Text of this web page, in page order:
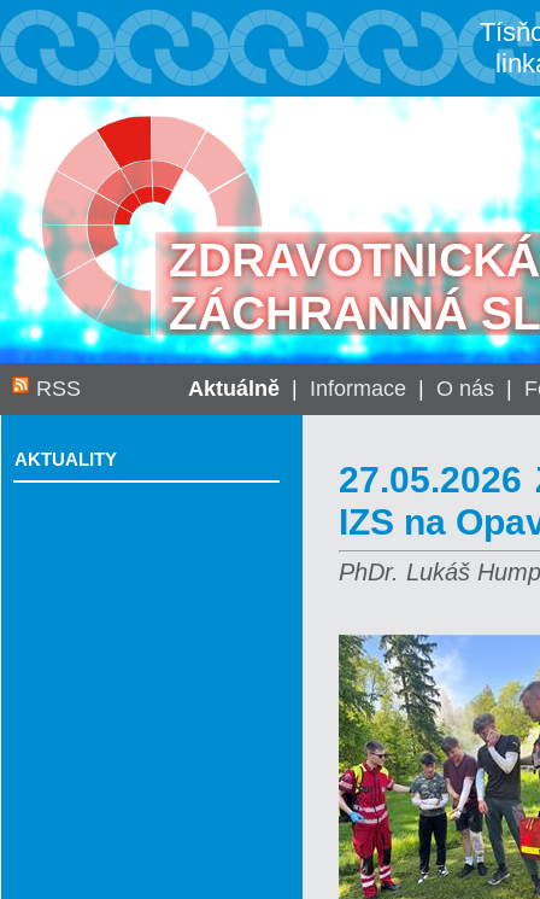
ZDRAVOTNICKÁ
ZÁCHRANNÁ
RSS Aktuálně Informace O nás
AKTUALITY
IZS na
PhDr. Lukáš